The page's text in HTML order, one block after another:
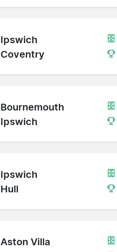
Ipswich
Coventry
Bournemouth
Ipswich
Ipswich
Hull
Aston Villa